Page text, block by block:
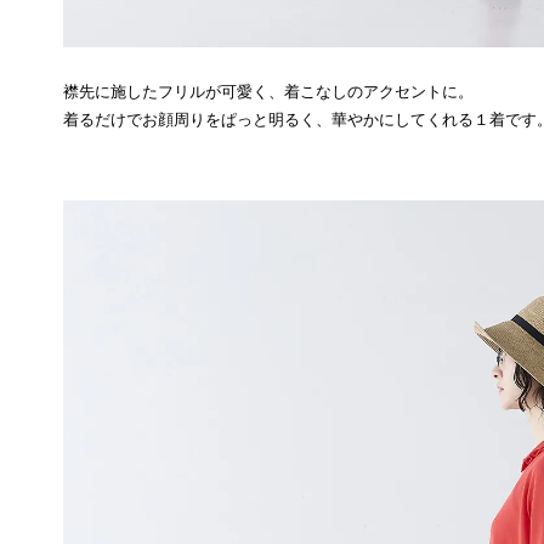
襟先に施したフリルが可愛く、着こなしのアクセントに。
着るだけでお顔周りをぱっと明るく、華やかにしてくれる１着です